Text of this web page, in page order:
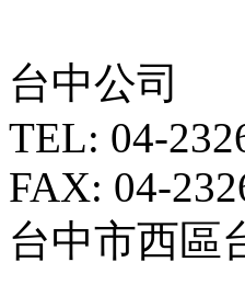
台中公司
TEL: 04-
FAX: 04-
台中市西區